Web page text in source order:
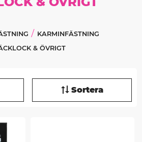
KARMINFÄSTNING
& ÖVRIGT
Sortera